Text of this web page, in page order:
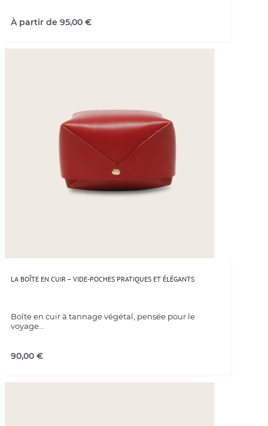
À partir de 95,00 €
LA BOÎTE EN CUIR – VIDE-POCHES PRATIQUES ET ÉLÉGANTS
Boîte en cuir à tannage végétal, pensée pour le
voyage...
90,00 €